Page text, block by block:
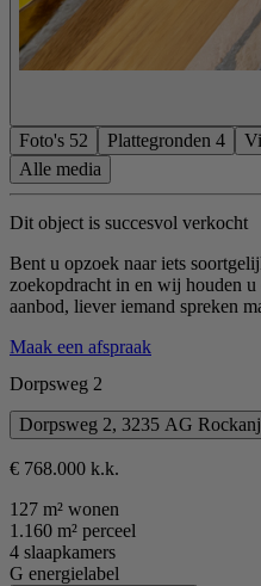
Foto's 52 Plattegronden 4
Alle media
Dit object is succesvol verkocht
Bent u opzoek naar iets
zoekopdracht in en wij houden
aanbod, liever iemand spreken
Maak een afspraak
Dorpsweg 2
Dorpsweg 2, 3235 AG
€ 768.000 k.k.
127 m² wonen
1.160 m² perceel
4 slaapkamers
G energielabel